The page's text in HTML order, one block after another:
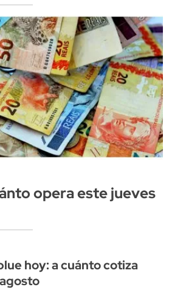
opera este jueves
hoy: a cuánto cotiza